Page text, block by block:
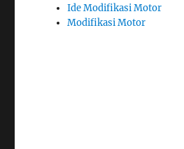
Ide Modifikasi Motor
Modifikasi Motor